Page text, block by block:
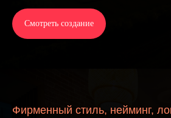
Смотреть создание
Фирменный стиль, нейминг,